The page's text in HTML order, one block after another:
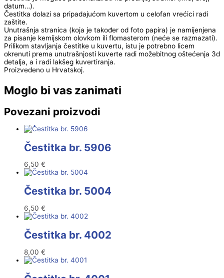
datum…).
Čestitka dolazi sa pripadajućom kuvertom u celofan vrećici radi
zaštite.
Unutrašnja stranica (koja je također od foto papira) je namijenjena
za pisanje kemijskom olovkom ili flomasterom (neće se razmazati).
Prilikom stavljanja čestitke u kuvertu, istu je potrebno licem
okrenuti prema unutrašnjosti kuverte radi možebitnog oštećenja 3d
detalja, a i radi lakšeg kuvertiranja.
Proizvedeno u Hrvatskoj.
Moglo bi vas zanimati
Povezani proizvodi
Čestitka br. 5906
6,50 €
Čestitka br. 5004
6,50 €
Čestitka br. 4002
8,00 €